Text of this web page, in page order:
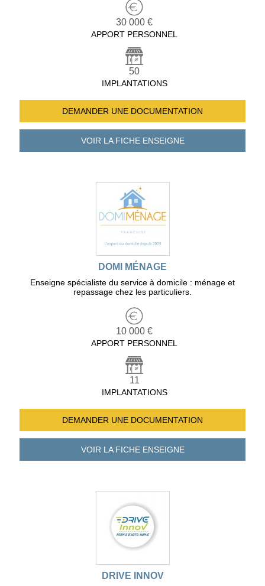
30 000 €
APPORT PERSONNEL
50
IMPLANTATIONS
DEMANDER UNE DOCUMENTATION
VOIR LA FICHEENSEIGNE
DOMI MÉNAGE
Enseigne spécialiste du service à domicile : ménage et
repassage chez les particuliers.
10 000 €
APPORT PERSONNEL
11
IMPLANTATIONS
DEMANDER UNE DOCUMENTATION
VOIR LA FICHEENSEIGNE
DRIVE INNOV